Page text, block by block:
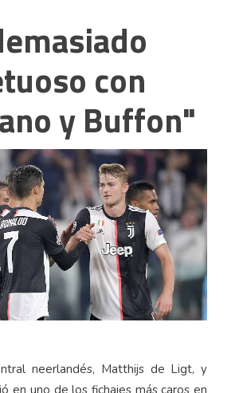
con
y Buffon"
neerlandés, Matthijs de Ligt, y